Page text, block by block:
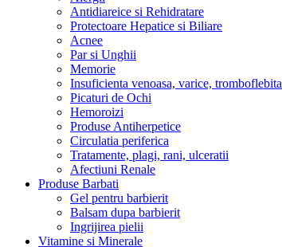
Antidiareice si Rehidratare
Protectoare Hepatice si Biliare
Acnee
Par si Unghii
Memorie
Insuficienta venoasa, varice, tromboflebita
Picaturi de Ochi
Hemoroizi
Produse Antiherpetice
Circulatia periferica
Tratamente, plagi, rani, ulceratii
Afectiuni Renale
Produse Barbati
Gel pentru barbierit
Balsam dupa barbierit
Ingrijirea pielii
Vitamine si Minerale